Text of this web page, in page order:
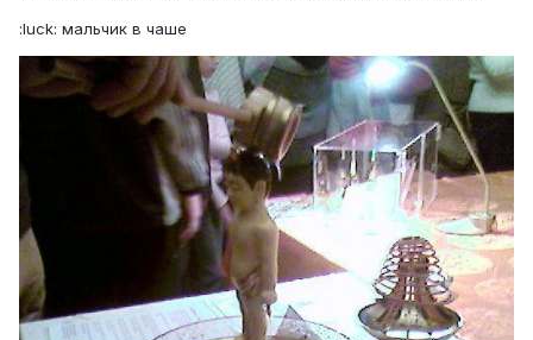
:luck: мальчик в чаше